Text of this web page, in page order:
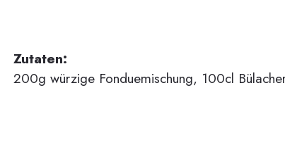
Zutaten:
200g würzige Fonduemischung, 100cl